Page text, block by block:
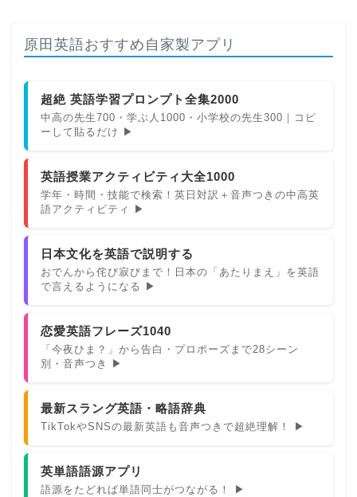
原田英語おすすめ自家製アプリ
超絶 英語学習プロンプト全集2000
中高の先生700・学ぶ人1000・小学校の先生300｜コピ
ーして貼るだけ ▶
英語授業アクティビティ大全1000
学年・時間・技能で検索！英日対訳＋音声つきの中高英
語アクティビティ ▶
日本文化を英語で説明する
おでんから侘び寂びまで！日本の「あたりまえ」を英語
で言えるようになる ▶
恋愛英語フレーズ1040
「今夜ひま？」から告白・プロポーズまで28シーン
別・音声つき ▶
最新スラング英語・略語辞典
TikTokやSNSの最新英語も音声つきで超絶理解！ ▶
英単語語源アプリ
語源をたどれば単語同士がつながる！ ▶